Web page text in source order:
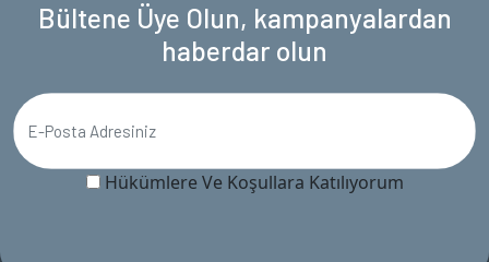
Bültene Üye Olun, kampanyalardan
haberdar olun
Hükümlere Ve Koşullara Katılıyorum